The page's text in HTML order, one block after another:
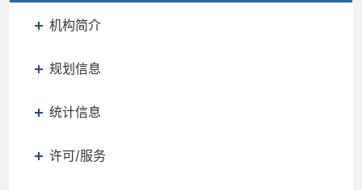
机构简介
规划信息
统计信息
许可/服务